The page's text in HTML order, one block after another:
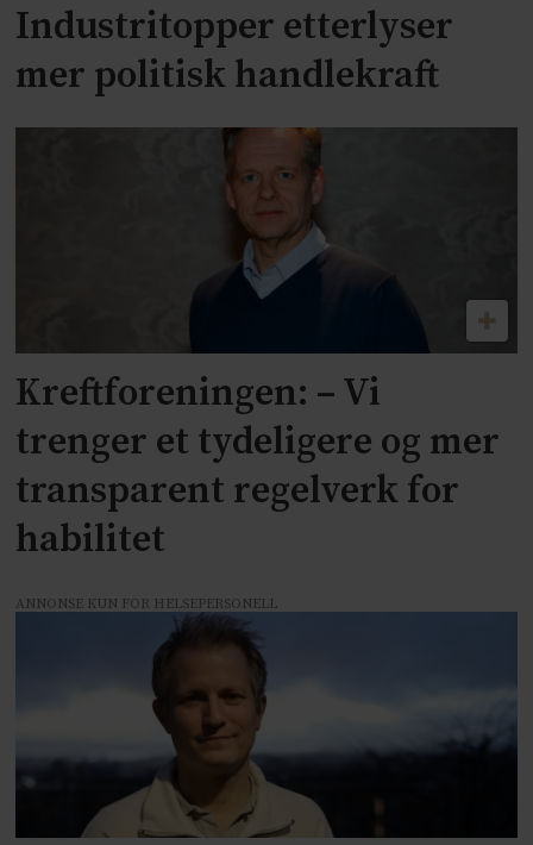
Industritopper etterlyser
mer politisk handlekraft
Kreftforeningen: – Vi
trenger et tydeligere og mer
transparent regelverk for
habilitet
ANNONSE KUN FOR HELSEPERSONELL